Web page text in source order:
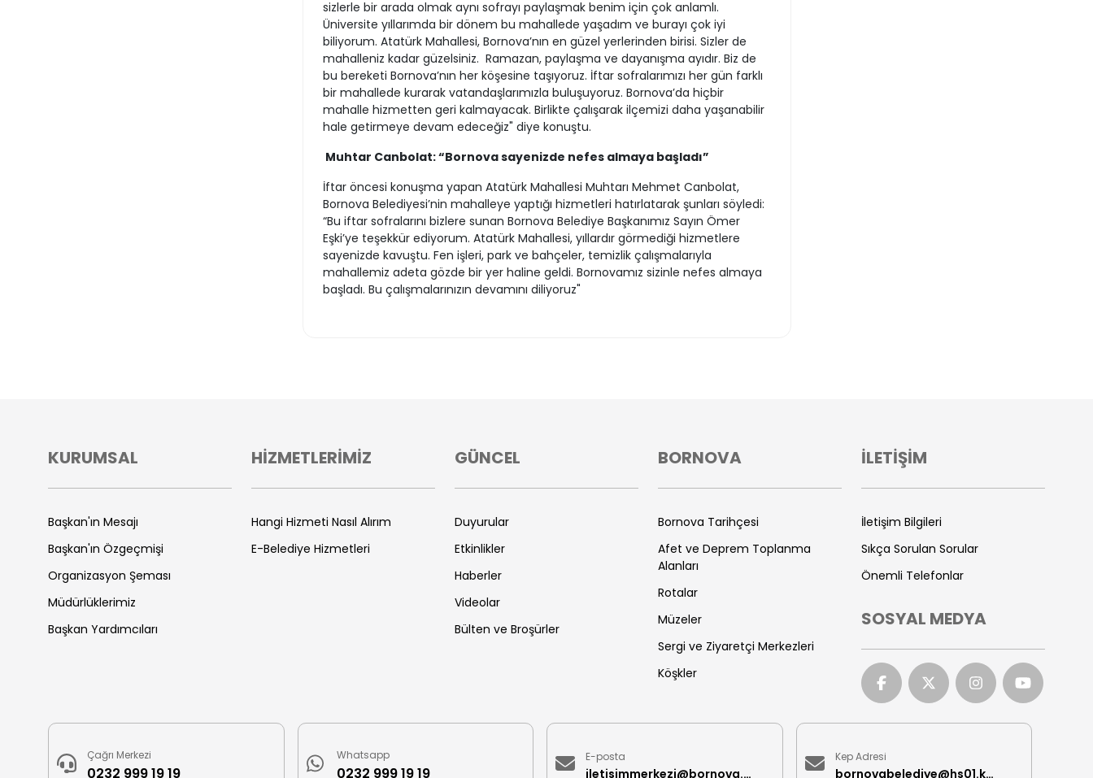
sizlerle bir arada olmak aynı sofrayı paylaşmak benim için çok anlamlı.
Üniversite yıllarımda bir dönem bu mahallede yaşadım ve burayı çok iyi
biliyorum. Atatürk Mahallesi, Bornova’nın en güzel yerlerinden birisi. Sizler de
mahalleniz kadar güzelsiniz. Ramazan, paylaşma ve dayanışma ayıdır. Biz de
bu bereketi Bornova’nın her köşesine taşıyoruz. İftar sofralarımızı her gün farklı
bir mahallede kurarak vatandaşlarımızla buluşuyoruz. Bornova’da hiçbir
mahalle hizmetten geri kalmayacak. Birlikte çalışarak ilçemizi daha yaşanabilir
hale getirmeye devam edeceğiz" diye konuştu.
Muhtar Canbolat: “Bornova sayenizde nefes almaya başladı”
İftar öncesi konuşma yapan Atatürk Mahallesi Muhtarı Mehmet Canbolat,
Bornova Belediyesi’nin mahalleye yaptığı hizmetleri hatırlatarak şunları söyledi:
“Bu iftar sofralarını bizlere sunan Bornova Belediye Başkanımız Sayın Ömer
Eşki’ye teşekkür ediyorum. Atatürk Mahallesi, yıllardır görmediği hizmetlere
sayenizde kavuştu. Fen işleri, park ve bahçeler, temizlik çalışmalarıyla
mahallemiz adeta gözde bir yer haline geldi. Bornovamız sizinle nefes almaya
başladı. Bu çalışmalarınızın devamını diliyoruz"
KURUMSAL
Başkan'ın Mesajı
Başkan'ın Özgeçmişi
Organizasyon Şeması
Müdürlüklerimiz
Başkan Yardımcıları
HİZMETLERİMİZ
Hangi Hizmeti Nasıl Alırım
E-Belediye Hizmetleri
GÜNCEL
Duyurular
Etkinlikler
Haberler
Videolar
Bülten ve Broşürler
BORNOVA
Bornova Tarihçesi
Afet ve Deprem Toplanma
Alanları
Rotalar
Müzeler
Sergi ve Ziyaretçi Merkezleri
Köşkler
İLETİŞİM
İletişim Bilgileri
Sıkça Sorulan Sorular
Önemli Telefonlar
SOSYAL MEDYA
Çağrı Merkezi
0232 999 19 19
Whatsapp
0232 999 19 19
E-posta
iletisimmerkezi@bornova.bel.tr
Kep Adresi
bornovabelediye@hs01.kep.tr